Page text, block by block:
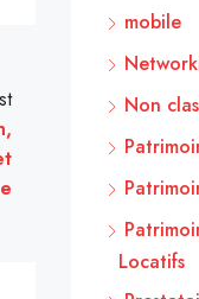
mobile
Non
Locatifs